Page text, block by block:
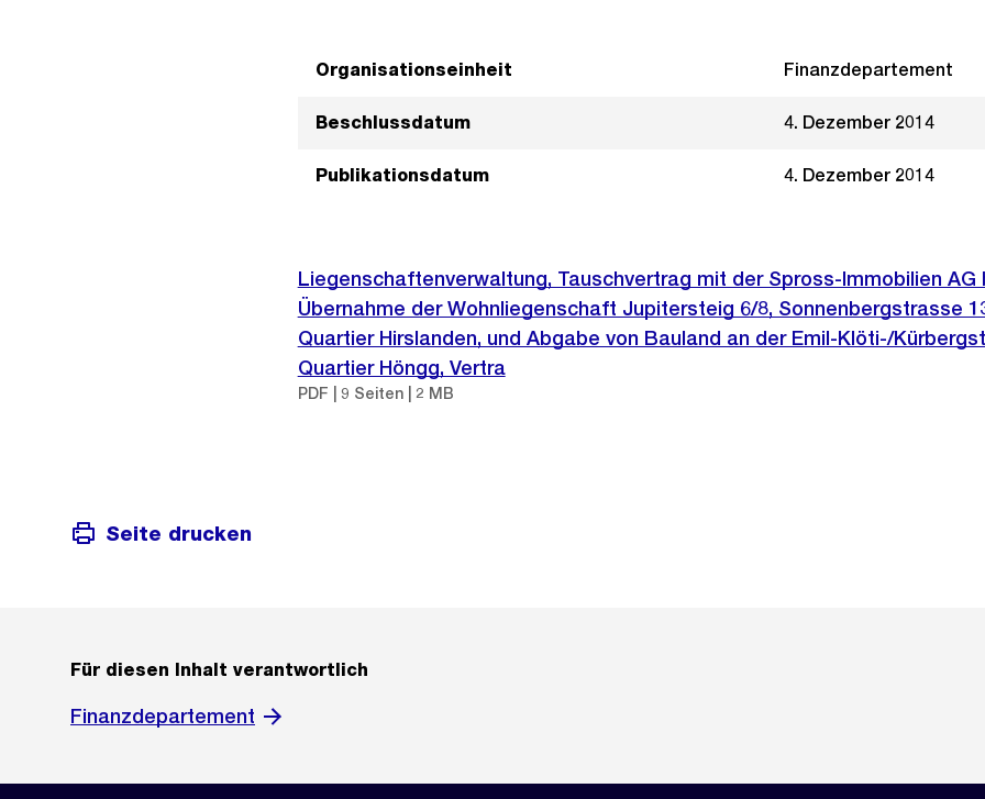
Organisationseinheit Finanzdepartement
Beschlussdatum 4. Dezember 2014
Publikationsdatum 4. Dezember 2014
Liegenschaftenverwaltung, Tauschvertrag mit der Spross-Immobilien
Übernahme der Wohnliegenschaft Jupitersteig 6/8, Sonnenbergstrasse
Quartier Hirslanden, und Abgabe von Bauland an der Emil-Klöti-/
Quartier Höngg, Vertra
PDF | 9 Seiten | 2 MB
Seite drucken
Für diesen Inhalt verantwortlich
Finanzdepartement